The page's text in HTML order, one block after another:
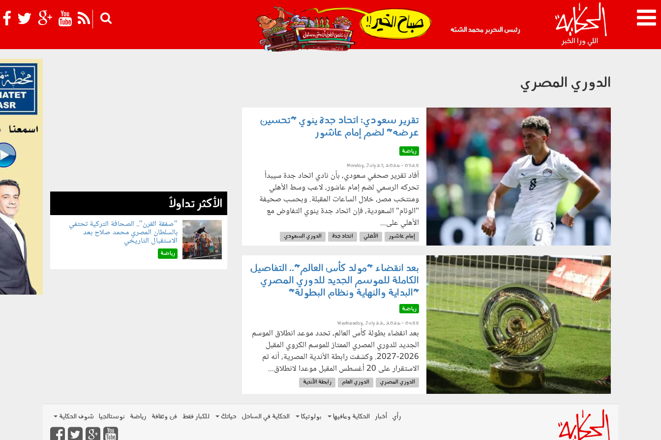
رئيس التحرير محمد الشبّه
021_2.png
الدوري المصري
270702.jpg
تقرير سعودي: اتحاد جدة ينوي "تحسين
عرضه" لضم إمام عاشور
رياضة
Monday, July 27, 2026 - 07:25
أفاد تقرير صحفي سعودي، بأن نادي اتحاد جدة سيبدأ
تحركه الرسمي لضم إمام عاشور، لاعب وسط الأهلي
ومنتخب مصر، خلال الساعات المقبلة. وبحسب صحيفة
"الوئام" السعودية، فإن اتحاد جدة ينوي التفاوض مع
الأهلي على...
إمام عاشور الأهلي اتحاد جدة
الدوري السعودي
220702.jpg
بعد انقضاء "مولد كأس العالم".. التفاصيل
الكاملة للموسم الجديد للدوري المصري
"البداية والنهاية ونظام البطولة"
رياضة
Wednesday, July 22, 2026 - 04:55
بعد انقضاء بطولة كأس العالم، تحدد موعد انطلاق الموسم
الجديد للدوري المصري الممتاز للموسم الكروي المقبل
2026-2027. وكشفت رابطة الأندية المصرية، أنه تم
الاستقرار على 20 أغسطس المقبل موعدا لانطلاق...
الدوري المصري الدوري العام
رابطة الأندية
الأكثر تداولاً
070801.jpg
"صفقة القرن".. الصحافة التركية تحتفي
بالسلطان المصري محمد صلاح بعد
الاستقبال التاريخي
رياضة
رأي أخبار الحكاية ومافيها بولوتيكا الحكاية في الساحل حياتك للكبار فقط فن وثقافة رياضة نوستالجيا شوف الحكاية